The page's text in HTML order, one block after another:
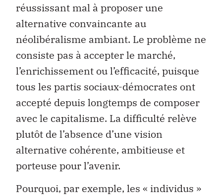
réussissant mal à proposer une
alternative convaincante au
néolibéralisme ambiant. Le problème ne
consiste pas à accepter le marché,
l’enrichissement ou l’efficacité, puisque
tous les partis sociaux-démocrates ont
accepté depuis longtemps de composer
avec le capitalisme. La difficulté relève
plutôt de l’absence d’une vision
alternative cohérente, ambitieuse et
porteuse pour l’avenir.
Pourquoi, par exemple, les « individus »